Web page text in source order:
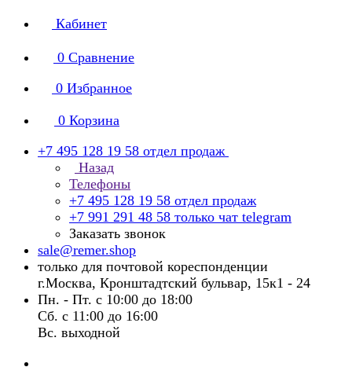
Кабинет
0 Сравнение
0 Избранное
0 Корзина
+7 495 128 19 58 отдел продаж
Назад
Телефоны
+7 495 128 19 58 отдел продаж
+7 991 291 48 58 только чат telegram
Заказать звонок
sale@remer.shop
только для почтовой кореспонденции
г.Москва, Кронштадтский бульвар, 15к1 - 24
Пн. - Пт. с 10:00 до 18:00
Сб. с 11:00 до 16:00
Вс. выходной